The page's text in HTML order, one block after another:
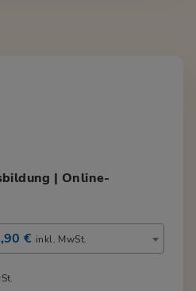
| Online-
€ inkl. MwSt.